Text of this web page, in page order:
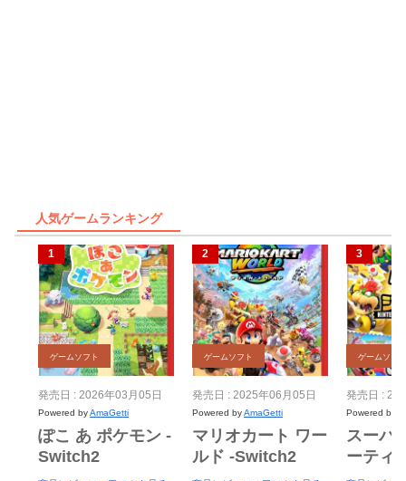
人気ゲームランキング
ゲームソフト
発売日 : 2026年03月05日
Powered byAmaGetti
ぽこ あ ポケモン -
Switch2
ゲームソフト
発売日 : 2025年06月05日
Powered byAmaGetti
マリオカート ワー
ルド -Switch2
ゲームソフト
発売日 :
Powered by
スーパ
ーティ
ー